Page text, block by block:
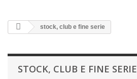
stock, club e fine serie
STOCK, CLUB E FINE SERIE